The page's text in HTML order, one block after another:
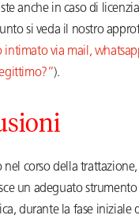
anche in caso di
si veda il nostro
intimato via mail,
).
nel corso della
un adeguato
durante la fase iniziale